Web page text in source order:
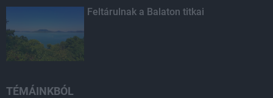
Feltárulnak a Balaton titkai
TÉMÁINKBÓL